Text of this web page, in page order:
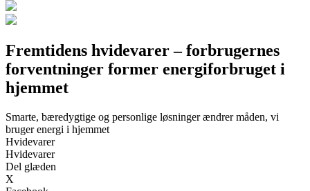
Fremtidens hvidevarer – forbrugernes
forventninger former energiforbruget i
hjemmet
Smarte, bæredygtige og personlige løsninger ændrer måden, vi
bruger energi i hjemmet
Hvidevarer
Hvidevarer
Del glæden
X